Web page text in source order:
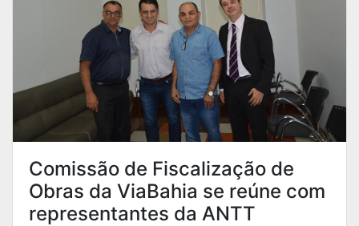
Comissão de Fiscalização de
Obras da ViaBahia se reúne com
representantes da ANTT